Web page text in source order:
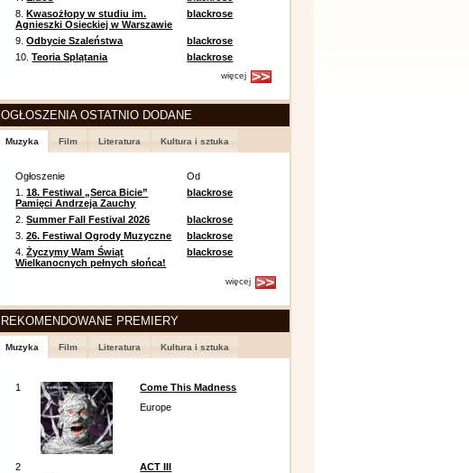
8.Kwasożłopy w studiu im.
Agnieszki Osieckiej w Warszawie
blackrose
9.Odbycie Szaleństwa
blackrose
10.Teoria Splątania blackrose
więcej
OGŁOSZENIA OSTATNIO DODANE
Muzyka Film Literatura Kultura i sztuka
Ogłoszenie
Od
1.18. Festiwal „Serca Bicie”
Pamięci Andrzeja Zauchy
blackrose
2.Summer Fall Festival 2026
blackrose
3.26. Festiwal Ogrody Muzyczne
blackrose
4.Życzymy Wam Świąt
Wielkanocnych pełnych słońca!
blackrose
więcej
REKOMENDOWANE PREMIERY
Muzyka Film Literatura Kultura i sztuka
1
Come This Madness
Europe
2
ACT III